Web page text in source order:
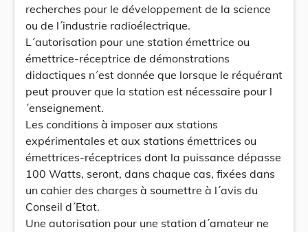
recherches pour le développement de la science
ou de l´industrie radioélectrique.
L´autorisation pour une station émettrice ou
émettrice-réceptrice de démonstrations
didactiques n´est donnée que lorsque le réquérant
peut prouver que la station est nécessaire pour l
´enseignement.
Les conditions à imposer aux stations
expérimentales et aux stations émettrices ou
émettrices-réceptrices dont la puissance dépasse
100 Watts, seront, dans chaque cas, fixées dans
un cahier des charges à soumettre à l´avis du
Conseil d´Etat.
Une autorisation pour une station d´amateur ne